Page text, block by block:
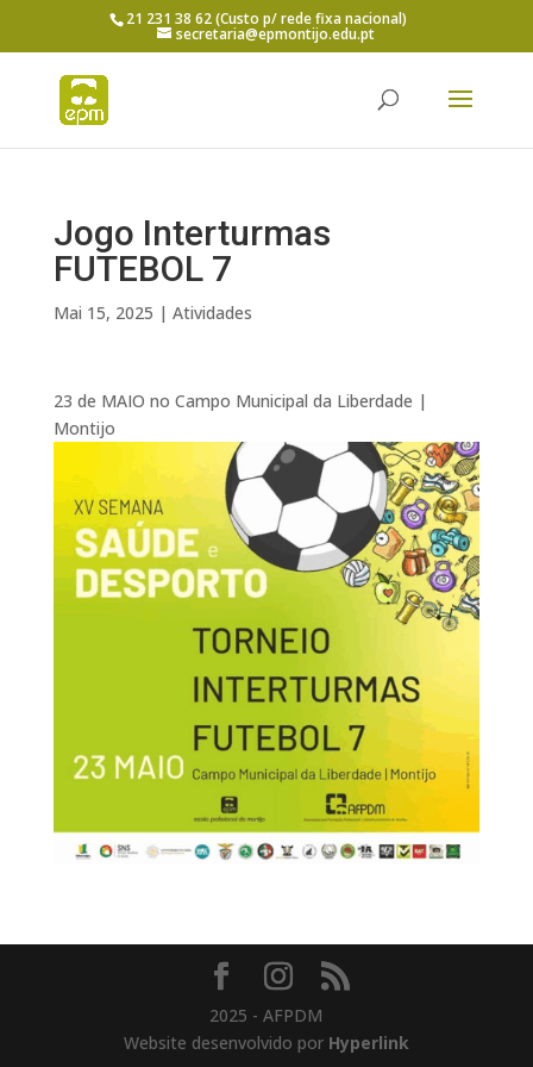
21 231 38 62 (Custo p/ rede fixa nacional)
secretaria@epmontijo.edu.pt
Jogo Interturmas
FUTEBOL 7
Mai 15, 2025 | Atividades
23 de MAIO no Campo Municipal da Liberdade |
Montijo
2025 - AFPDM
Website desenvolvido por Hyperlink